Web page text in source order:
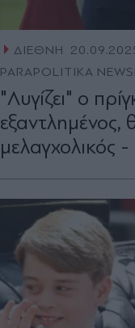
ΔΙΕΘΝΗ
PARAPOLITIKA
"Λυγίζει" ο
εξαντλημένος,
μελαγχολικός